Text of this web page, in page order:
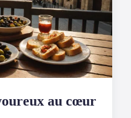
au cœur